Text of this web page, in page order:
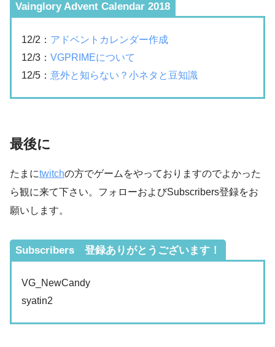
Vainglory Advent Calendar 2018
12/2： アドベントカレンダー作成
12/3： VGPRIMEについて
12/5： 意外と知らない？小ネタと豆知識
最後に
たまにtwitchの方でゲームをやっておりますのでよかった
ら観に来て下さい。フォローおよびSubscribers登録をお
願いします。
Subscribers 登録ありがとうございます！
VG_NewCandy
syatin2